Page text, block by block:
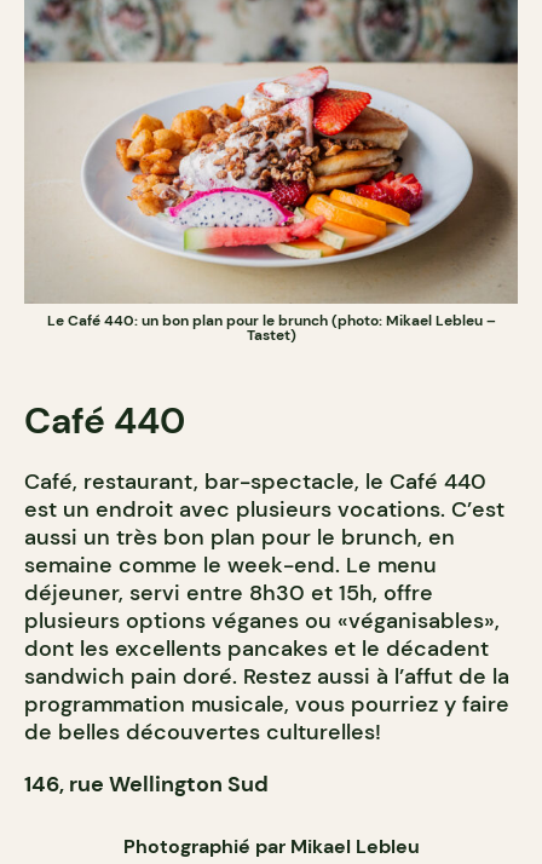
Le Café 440: un bon plan pour le brunch (photo: Mikael Lebleu –
Tastet)
Café 440
Café, restaurant, bar-spectacle, le Café 440
est un endroit avec plusieurs vocations. C’est
aussi un très bon plan pour le brunch, en
semaine comme le week-end. Le menu
déjeuner, servi entre 8h30 et 15h, offre
plusieurs options véganes ou «véganisables»,
dont les excellents pancakes et le décadent
sandwich pain doré. Restez aussi à l’affut de la
programmation musicale, vous pourriez y faire
de belles découvertes culturelles!
146, rue Wellington Sud
Photographié par Mikael Lebleu